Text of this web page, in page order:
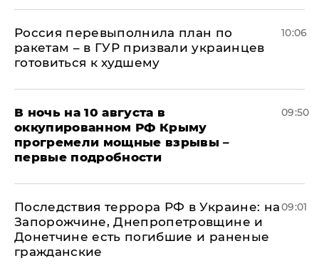
Россия перевыполнила план по
ракетам – в ГУР призвали украинцев
готовиться к худшему
10:06
В ночь на 10 августа в
оккупированном РФ Крыму
прогремели мощные взрывы –
первые подробности
09:50
Последствия террора РФ в Украине: на
Запорожчине, Днепропетровщине и
Донетчине есть погибшие и раненые
гражданские
09:01